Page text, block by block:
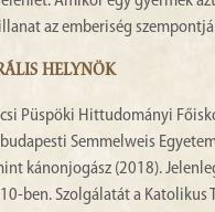
az emberiség
HELYNÖK
Püspöki Hittudományi
Semmelweis
kánonjogász (2018).
ben. Szolgálatát a